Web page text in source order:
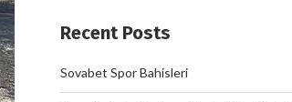
Recent Posts
Sovabet Spor Bahisleri